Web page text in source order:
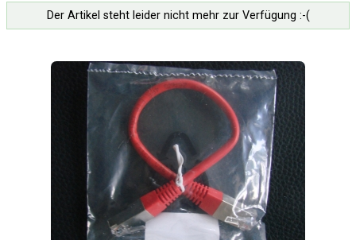
Der Artikel steht leider nicht mehr zur Verfügung :-(